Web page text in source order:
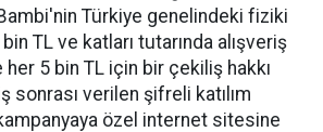
Türkiye genelindeki fiziki
TL ve katları tutarında alışveriş
5 bin TL için bir çekiliş hakkı
sonrası verilen şifreli katılım
özel internet sitesine